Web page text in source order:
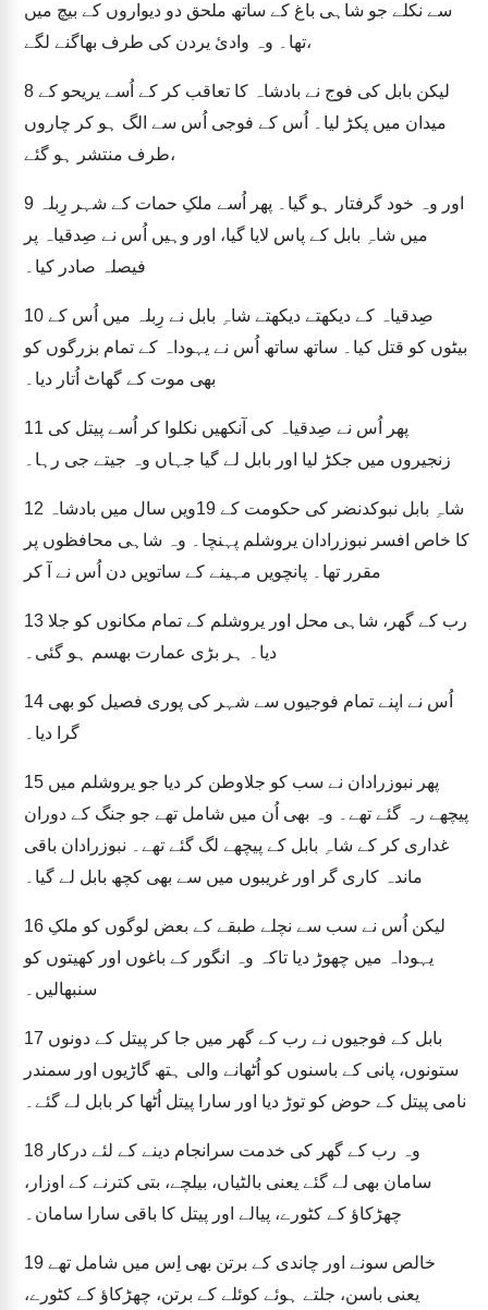
سے نکلے جو شاہی باغ کے ساتھ ملحق دو دیواروں کے بیچ میں
تھا۔ وہ وادیٔ یردن کی طرف بھاگنے لگے،
8
میدان میں پکڑ لیا۔ اُس کے فوجی اُس سے الگ ہو کر چاروں
طرف منتشر ہو گئے،
9
میں شاہِ بابل کے پاس لایا گیا، اور وہیں اُس نے صِدقیاہ پر
فیصلہ صادر کیا۔
10
بیٹوں کو قتل کیا۔ ساتھ ساتھ اُس نے یہوداہ کے تمام بزرگوں کو
بھی موت کے گھاٹ اُتار دیا۔
11
زنجیروں میں جکڑ لیا اور بابل لے گیا جہاں وہ جیتے جی رہا۔
12
کا خاص افسر نبوزرادان یروشلم پہنچا۔ وہ شاہی محافظوں پر
مقرر تھا۔ پانچویں مہینے کے ساتویں دن اُس نے آ کر
13
دیا۔ ہر بڑی عمارت بھسم ہو گئی۔
14
گرا دیا۔
15
پیچھے رہ گئے تھے۔ وہ بھی اُن میں شامل تھے جو جنگ کے دوران
غداری کر کے شاہِ بابل کے پیچھے لگ گئے تھے۔ نبوزرادان باقی
ماندہ کاری گر اور غریبوں میں سے بھی کچھ بابل لے گیا۔
16
یہوداہ میں چھوڑ دیا تاکہ وہ انگور کے باغوں اور کھیتوں کو
سنبھالیں۔
17
ستونوں، پانی کے باسنوں کو اُٹھانے والی ہتھ گاڑیوں اور سمندر
نامی پیتل کے حوض کو توڑ دیا اور سارا پیتل اُٹھا کر بابل لے گئے۔
18
سامان بھی لے گئے یعنی بالٹیاں، بیلچے، بتی کترنے کے اوزار،
چھڑکاؤ کے کٹورے، پیالے اور پیتل کا باقی سارا سامان۔
19
یعنی باسن، جلتے ہوئے کوئلے کے برتن، چھڑکاؤ کے کٹورے،